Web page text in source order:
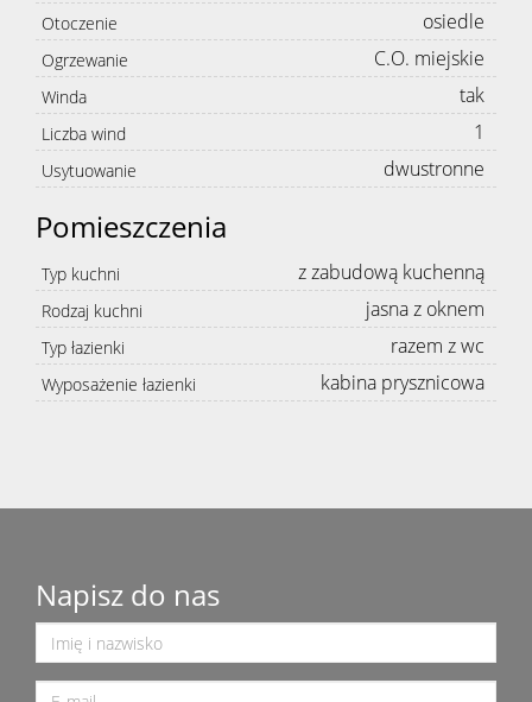
Otoczenie osiedle
Ogrzewanie C.O. miejskie
Winda tak
Liczba wind 1
Usytuowanie dwustronne
Pomieszczenia
Typ kuchni z zabudową kuchenną
Rodzaj kuchni jasna z oknem
Typ łazienki razem z wc
Wyposażenie łazienki kabina prysznicowa
Napisz do nas